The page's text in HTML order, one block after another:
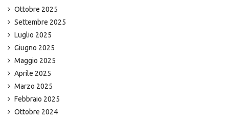
Ottobre 2025
Settembre 2025
Luglio 2025
Giugno 2025
Maggio 2025
Aprile 2025
Marzo 2025
Febbraio 2025
Ottobre 2024